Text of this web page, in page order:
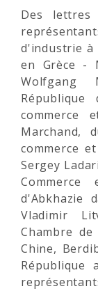
Des lettres
d'industrie à
en Grèce -
Wolfgang
commerce
Marchand,
commerce
Sergey
d'Abkhazie
Vladimir
Chambre
Chine,
République